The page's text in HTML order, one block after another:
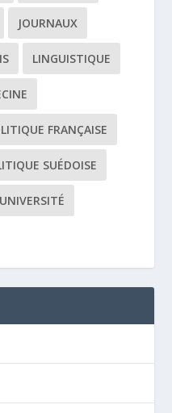
JOURNAUX
LINGUISTIQUE
FRANÇAISE
SUÉDOISE
UNIVERSITÉ